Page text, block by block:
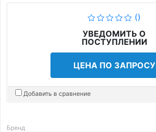
()
УВЕДОМИТЬ О
ПОСТУПЛЕНИИ
ЦЕНА ПО ЗАПРОСУ
Добавить в сравнение
Бренд